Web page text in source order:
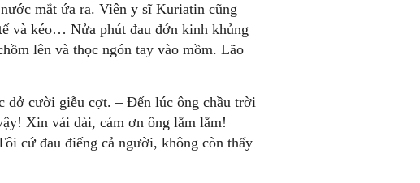
mắt ứa ra. Viên y sĩ Kuriatin cũng
và kéo… Nửa phút đau đớn kinh khủng
lên và thọc ngón tay vào mồm. Lão
dở cười giễu cợt. – Đến lúc ông chầu trời
Xin vái dài, cám ơn ông lắm lắm!
cứ đau điếng cả người, không còn thấy